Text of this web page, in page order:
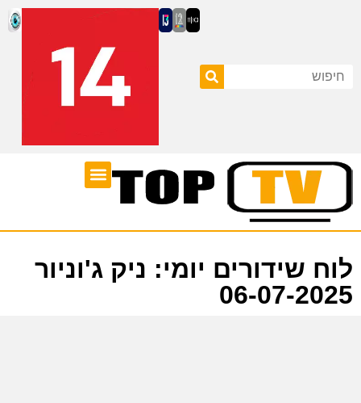
לוח שידורים יומי: ניק ג'וניור
06-07-2025